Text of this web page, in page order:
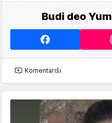
Budi deo
Komentariši